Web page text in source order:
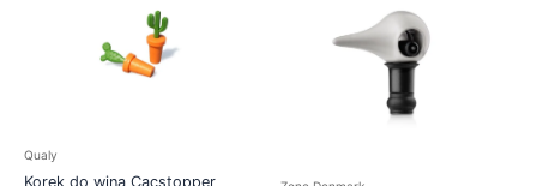
Qualy
Korek do wina Cacstopper